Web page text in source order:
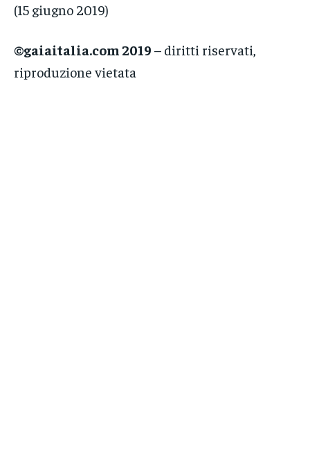
(15 giugno 2019)
©gaiaitalia.com 2019 – diritti riservati,
riproduzione vietata